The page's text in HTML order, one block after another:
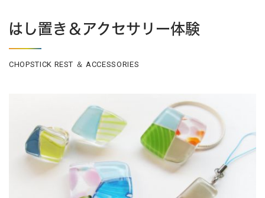
はし置き＆アクセサリー体験
CHOPSTICK REST ＆ ACCESSORIES